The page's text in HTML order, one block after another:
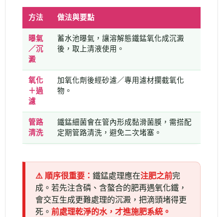
方法 做法與要點
曝氣
／沉
澱
蓄水池曝氣，讓溶解態鐵錳氧化成沉澱
後，取上清液使用。
氧化
＋過
濾
加氧化劑後經砂濾／專用濾材攔截氧化
物。
管路
清洗
鐵錳細菌會在管內形成黏滑菌膜，需搭配
定期管路清洗，避免二次堵塞。
⚠️ 順序很重要： 鐵錳處理應在注肥之前完
成。若先注含磷、含螯合的肥再遇氧化鐵，
會交互生成更難處理的沉澱，把滴頭堵得更
死。 前處理乾淨的水，才進施肥系統。